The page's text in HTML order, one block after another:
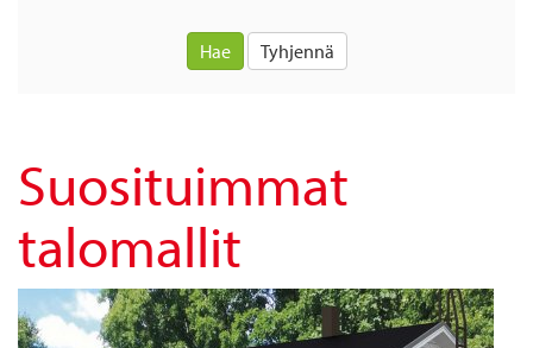
Hae Tyhjennä
Suosituimmat
talomallit